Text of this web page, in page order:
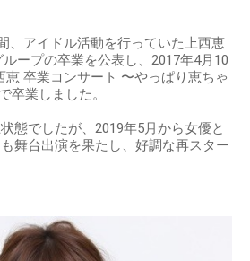
、アイドル活動を行っていた上西恵
ープの卒業を公表し、2017年4月10
恵 卒業コンサート 〜やっぱり恵ちゃ
卒業しました。
態でしたが、2019年5月から女優と
舞台出演を果たし、好調な再スター